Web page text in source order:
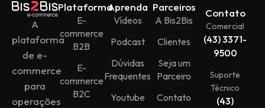
A
plataforma
de e-
commerce
para
operações
Plataforma
E-
commerce
B2B
E-
commerce
B2C
Aprenda
Vídeos
Podcast
Dúvidas
Frequentes
Youtube
Parceiros
A Bis2Bis
Clientes
Seja um
Parceiro
Contato
Contato
Comercial
(43) 3371-
9500
Suporte
Técnico
(43)